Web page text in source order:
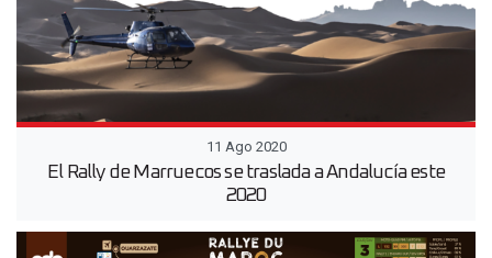
11 Ago 2020
El Rally de Marruecos se traslada a Andalucía este
2020